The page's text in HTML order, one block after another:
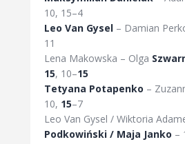
10, 15–4
Leo Van Gysel – Damian
11
Lena Makowska – Olga
15, 10–15
Tetyana Potapenko –
10, 15–7
Leo Van Gysel / Wiktoria
Podkowiński / Maja Janko –